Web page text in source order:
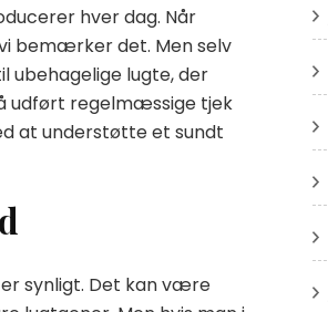
hver dag. Når
bemærker det. Men selv
ubehagelige lugte, der
udført regelmæssige tjek
at understøtte et sundt
synligt. Det kan være